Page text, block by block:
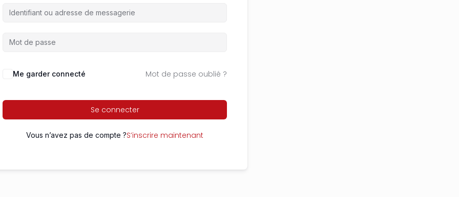
Me garder connecté Mot de passe oublié ?
Se connecter
Vous n’avez pas de compte ?S’inscrire maintenant